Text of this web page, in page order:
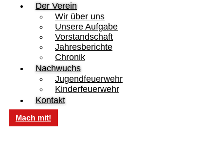
Der Verein
Wir über uns
Unsere Aufgabe
Vorstandschaft
Jahresberichte
Chronik
Nachwuchs
Jugendfeuerwehr
Kinderfeuerwehr
Kontakt
Mach mit!